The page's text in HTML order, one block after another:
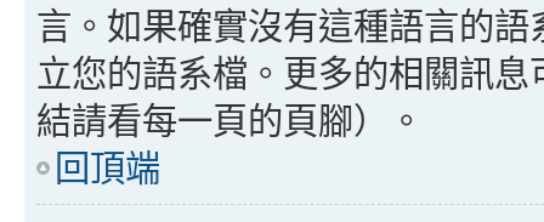
言。如果確實沒有這種語言的
立您的語系檔。更多的相關訊
結請看每一頁的頁腳）。
回頂端